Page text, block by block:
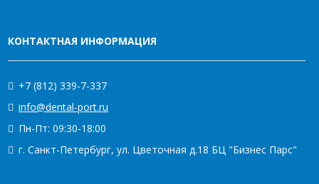
КОНТАКТНАЯ ИНФОРМАЦИЯ
+7 (812) 339-7-337
info@dental-port.ru
Пн-Пт: 09:30-18:00
г. Санкт-Петербург, ул. Цветочная д.18 БЦ "Бизнес Парс"